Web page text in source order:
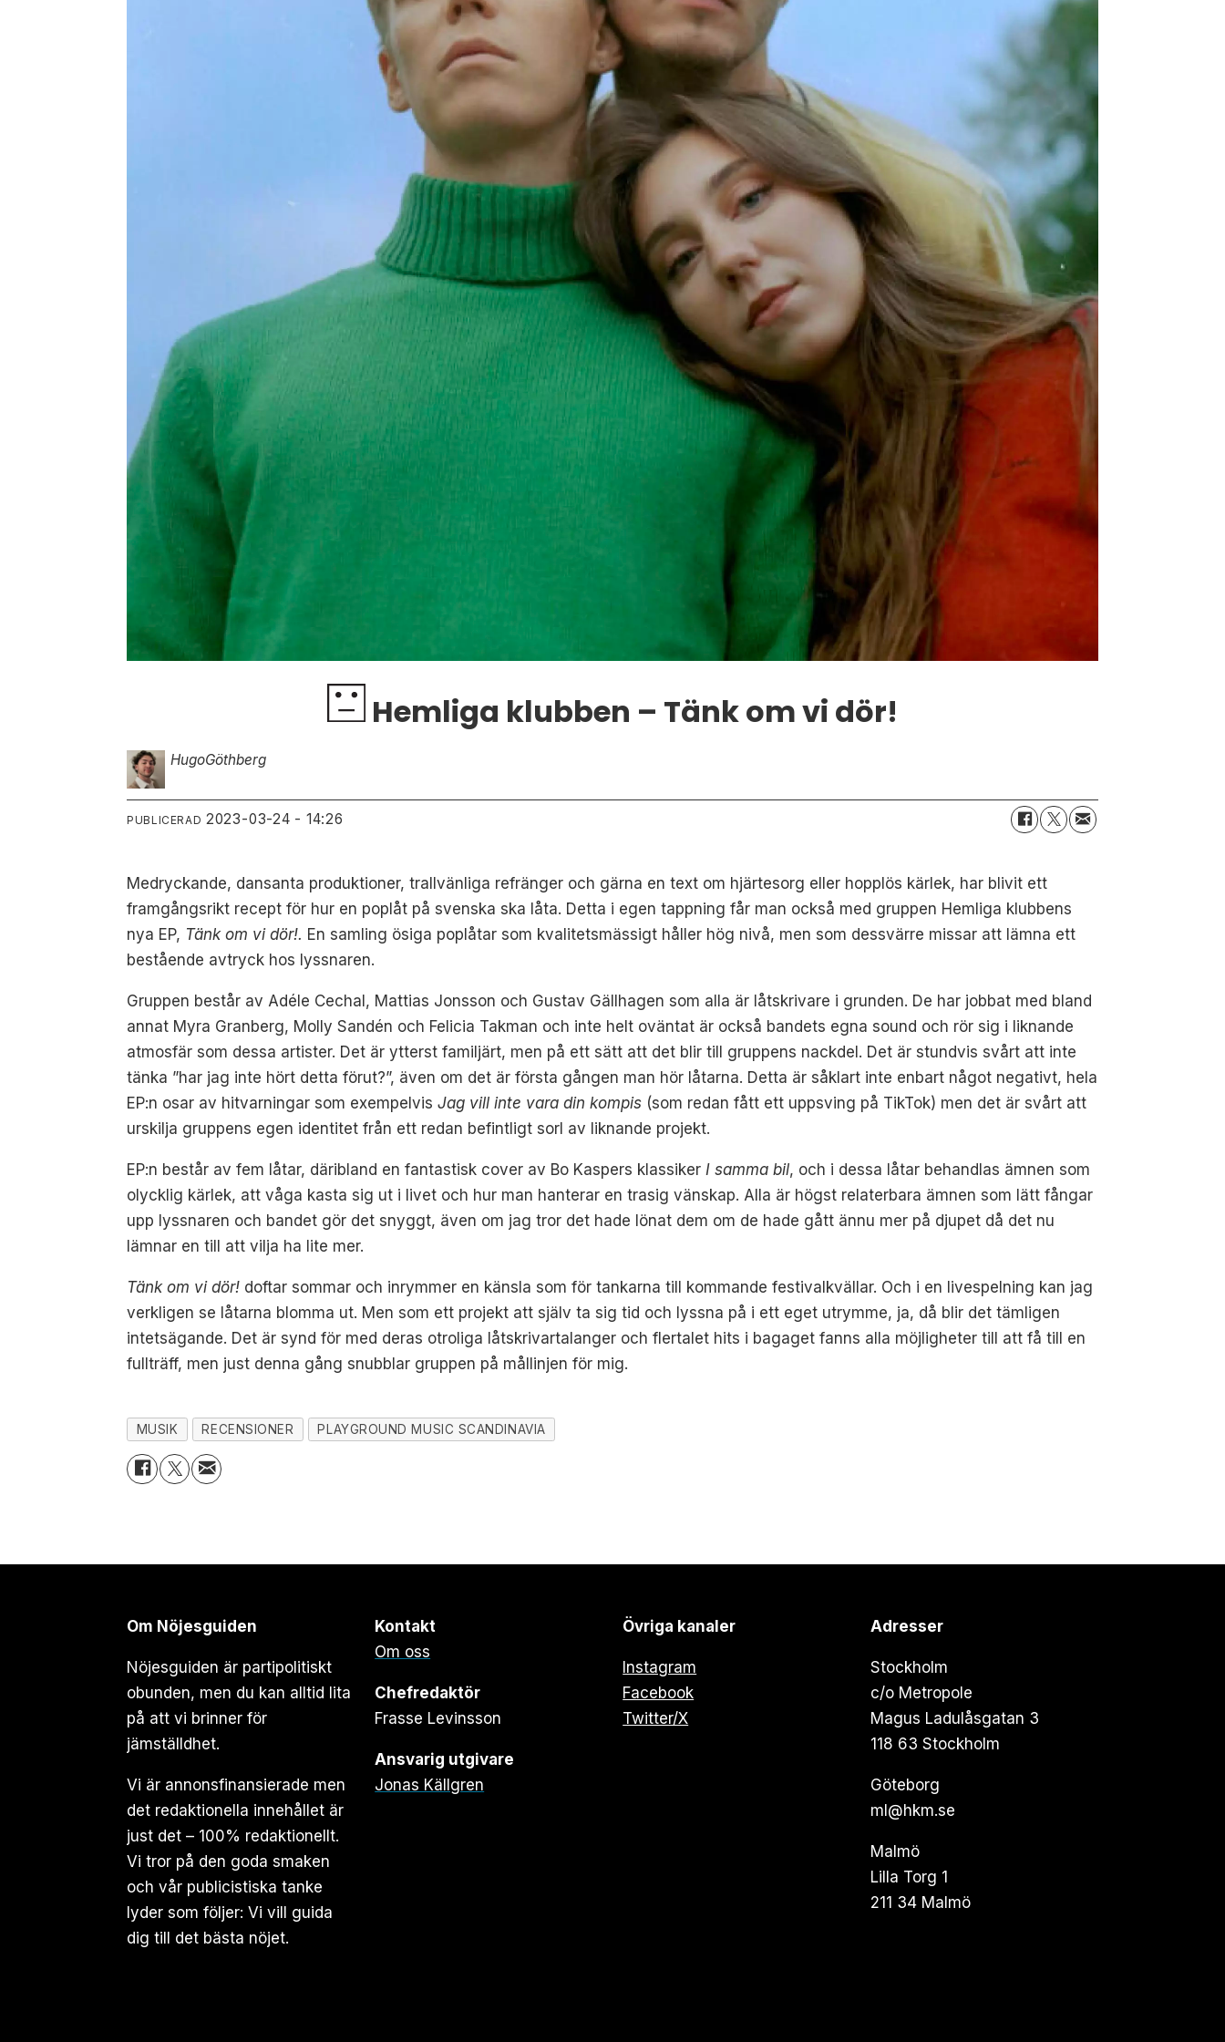
Hemliga klubben – Tänk om vi dör!
HugoGöthberg
PUBLICERAD 2023-03-24 - 14:26
Medryckande, dansanta produktioner, trallvänliga refränger och gärna en text om hjärtesorg eller hopplös kärlek, har blivit ett
framgångsrikt recept för hur en poplåt på svenska ska låta. Detta i egen tappning får man också med gruppen Hemliga klubbens
nya EP, Tänk om vi dör!. En samling ösiga poplåtar som kvalitetsmässigt håller hög nivå, men som dessvärre missar att lämna ett
bestående avtryck hos lyssnaren.
Gruppen består av Adéle Cechal, Mattias Jonsson och Gustav Gällhagen som alla är låtskrivare i grunden. De har jobbat med bland
annat Myra Granberg, Molly Sandén och Felicia Takman och inte helt oväntat är också bandets egna sound och rör sig i liknande
atmosfär som dessa artister. Det är ytterst familjärt, men på ett sätt att det blir till gruppens nackdel. Det är stundvis svårt att inte
tänka ”har jag inte hört detta förut?”, även om det är första gången man hör låtarna. Detta är såklart inte enbart något negativt, hela
EP:n osar av hitvarningar som exempelvis Jag vill inte vara din kompis (som redan fått ett uppsving på TikTok) men det är svårt att
urskilja gruppens egen identitet från ett redan befintligt sorl av liknande projekt.
EP:n består av fem låtar, däribland en fantastisk cover av Bo Kaspers klassiker I samma bil, och i dessa låtar behandlas ämnen som
olycklig kärlek, att våga kasta sig ut i livet och hur man hanterar en trasig vänskap. Alla är högst relaterbara ämnen som lätt fångar
upp lyssnaren och bandet gör det snyggt, även om jag tror det hade lönat dem om de hade gått ännu mer på djupet då det nu
lämnar en till att vilja ha lite mer.
Tänk om vi dör! doftar sommar och inrymmer en känsla som för tankarna till kommande festivalkvällar. Och i en livespelning kan jag
verkligen se låtarna blomma ut. Men som ett projekt att själv ta sig tid och lyssna på i ett eget utrymme, ja, då blir det tämligen
intetsägande. Det är synd för med deras otroliga låtskrivartalanger och flertalet hits i bagaget fanns alla möjligheter till att få till en
fullträff, men just denna gång snubblar gruppen på mållinjen för mig.
MUSIK RECENSIONER PLAYGROUND MUSIC SCANDINAVIA
Om Nöjesguiden
Nöjesguiden är partipolitiskt
obunden, men du kan alltid lita
på att vi brinner för
jämställdhet.
Vi är annonsfinansierade men
det redaktionella innehållet är
just det – 100% redaktionellt.
Vi tror på den goda smaken
och vår publicistiska tanke
lyder som följer: Vi vill guida
dig till det bästa nöjet.
Kontakt
Om oss
Chefredaktör
Frasse Levinsson
Ansvarig utgivare
Jonas Källgren
Övriga kanaler
Instagram
Facebook
Twitter/X
Adresser
Stockholm
c/o Metropole
Magus Ladulåsgatan 3
118 63 Stockholm
Göteborg
ml@hkm.se
Malmö
Lilla Torg 1
211 34 Malmö